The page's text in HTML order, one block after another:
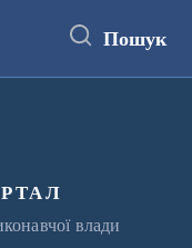
Пошук
влади